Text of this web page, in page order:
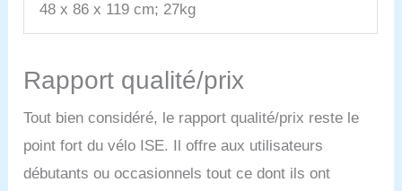
pédales contrôle
efficacement la force des
vos genoux de fléchir
vers l’intérieur pendant le
pédalage. Elle sollicite
précisément votre
puissance musculaire,
vous permettant de
48 x 86 x 119 cm; 27kg
Rapport qualité/prix
Tout bien considéré, le rapport qualité/prix reste le
point fort du vélo ISE. Il offre aux utilisateurs
débutants ou occasionnels tout ce dont ils ont